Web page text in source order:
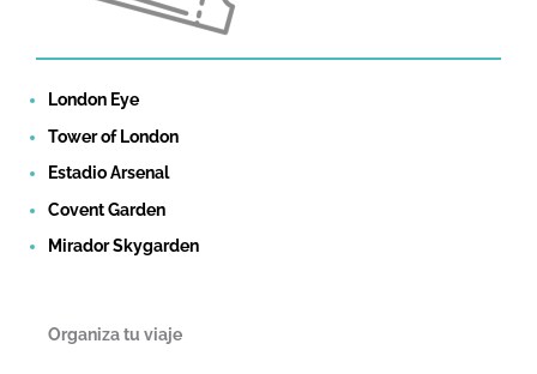
London Eye
Tower of London
Estadio Arsenal
Covent Garden
Mirador Skygarden
Organiza tu viaje